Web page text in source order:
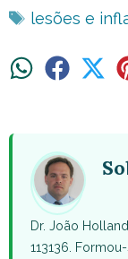
Tags
lesões e
ShareShare
Dr. João
113136.